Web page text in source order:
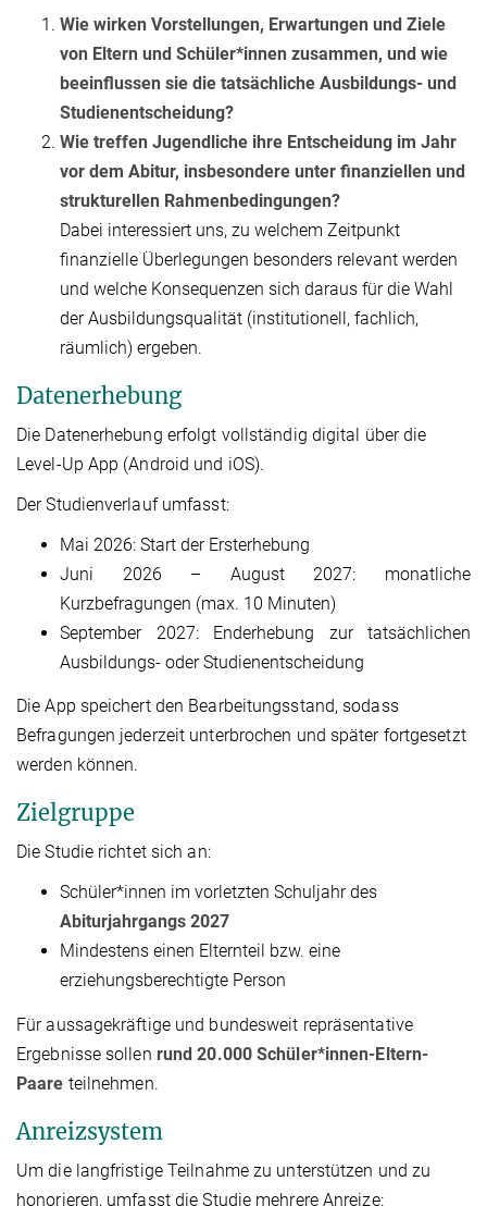
Wie wirken Vorstellungen, Erwartungen und Ziele
von Eltern und Schüler*innen zusammen, und wie
beeinflussen sie die tatsächliche Ausbildungs- und
Studienentscheidung?
Wie treffen Jugendliche ihre Entscheidung im Jahr
vor dem Abitur, insbesondere unter finanziellen und
strukturellen Rahmenbedingungen?
Dabei interessiert uns, zu welchem Zeitpunkt
finanzielle Überlegungen besonders relevant werden
und welche Konsequenzen sich daraus für die Wahl
der Ausbildungsqualität (institutionell, fachlich,
räumlich) ergeben.
Datenerhebung
Die Datenerhebung erfolgt vollständig digital über die
Level-Up App (Android und iOS).
Der Studienverlauf umfasst:
Mai 2026: Start der Ersterhebung
Juni 2026 – August 2027: monatliche
Kurzbefragungen (max. 10 Minuten)
September 2027: Enderhebung zur tatsächlichen
Ausbildungs- oder Studienentscheidung
Die App speichert den Bearbeitungsstand, sodass
Befragungen jederzeit unterbrochen und später fortgesetzt
werden können.
Zielgruppe
Die Studie richtet sich an:
Schüler*innen im vorletzten Schuljahr des
Abiturjahrgangs 2027
Mindestens einen Elternteil bzw. eine
erziehungsberechtigte Person
Für aussagekräftige und bundesweit repräsentative
Ergebnisse sollen rund 20.000 Schüler*innen-Eltern-
Paare teilnehmen.
Anreizsystem
Um die langfristige Teilnahme zu unterstützen und zu
honorieren, umfasst die Studie mehrere Anreize: